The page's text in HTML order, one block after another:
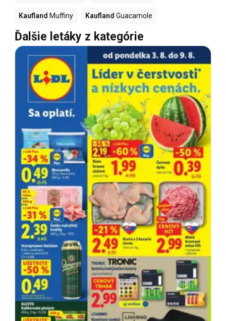
Kaufland Muffiny Kaufland Guacamole
Ďalšie letáky z kategórie